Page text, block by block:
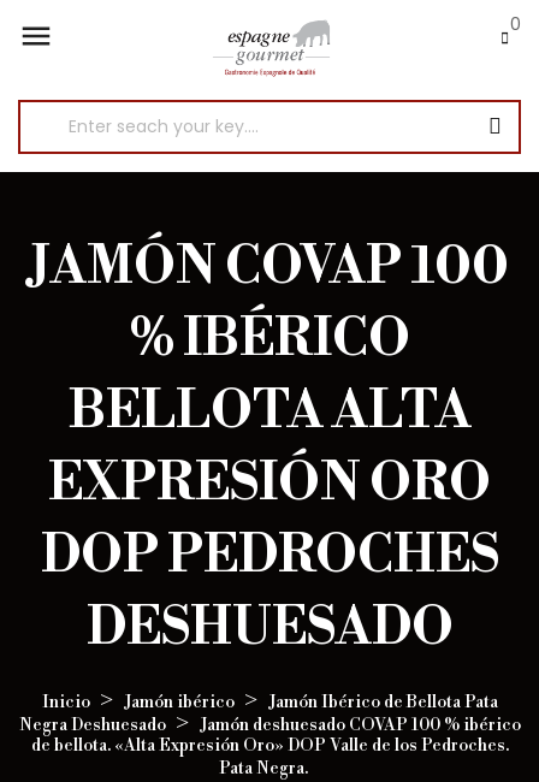
 0
JAMÓN COVAP 100
% IBÉRICO
BELLOTA ALTA
EXPRESIÓN ORO
DOP PEDROCHES
DESHUESADO
Inicio Jamón ibérico
Jamón Ibérico de Bellota Pata
Negra Deshuesado
Jamón deshuesado COVAP 100 % ibérico
de bellota. «Alta Expresión Oro» DOP Valle de los Pedroches.
Pata Negra.